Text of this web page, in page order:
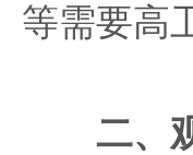
等需要高
二、